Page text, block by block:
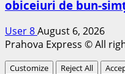
obiceiuri de bun-
User 8August 6, 2026
Prahova Express © All
Customize Reject All